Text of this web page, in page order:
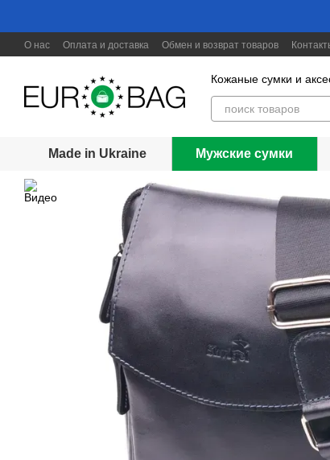
О нас Оплата и доставка Обмен и возврат товаров
Кожаные сумки и
Made in Ukraine Мужские сумки